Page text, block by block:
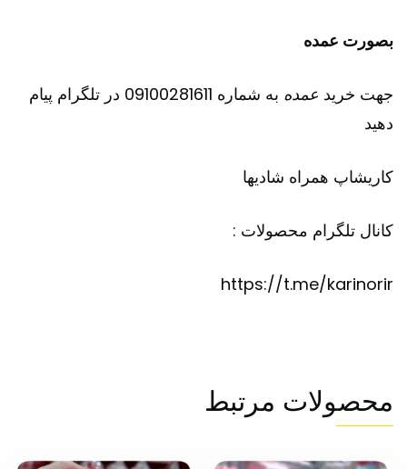
بصورت عمده
جهت خرید عمده
به شماره 09100281611 در تلگرام پیام
دهید
کاریشاپ همراه شادیها
کانال تلگرام محصولات :
https://t.me/karinorir
محصولات مرتبط